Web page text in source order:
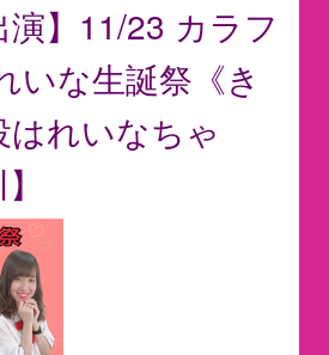
演】11/23 カラフ
いな生誕祭《き
はれいなちゃ